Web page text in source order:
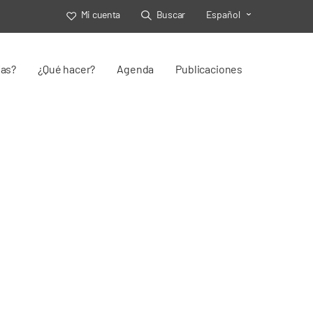
Mi cuenta Buscar Toggle Select
Español
¿Qué hacer? Agenda Publicaciones